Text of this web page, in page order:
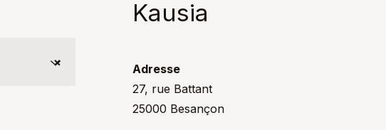
×
Kausia
Adresse
27, rue Battant
25000 Besançon